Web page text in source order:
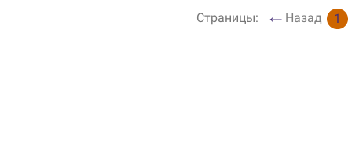
Страницы: Назад 1